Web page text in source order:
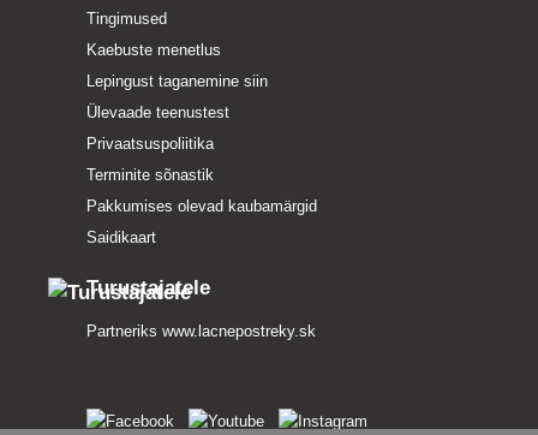
Tingimused
Kaebuste menetlus
Lepingust taganemine siin
Ülevaade teenustest
Privaatsuspoliitika
Terminite sõnastik
Pakkumises olevad kaubamärgid
Saidikaart
Turustajatele
Partneriks www.lacnepostreky.sk